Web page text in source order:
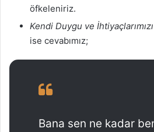
öfkeleniriz.
Kendi Duygu ve
ise cevabımız;
Bana sen ne kadar